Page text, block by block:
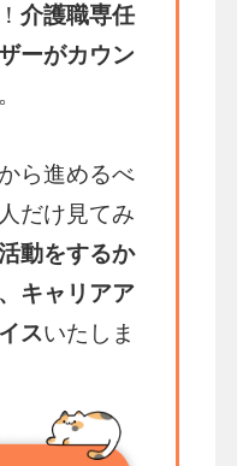
介護職専任
ーがカウン
ら進めるべ
だけ見てみ
動をするか
キャリアア
スいたしま